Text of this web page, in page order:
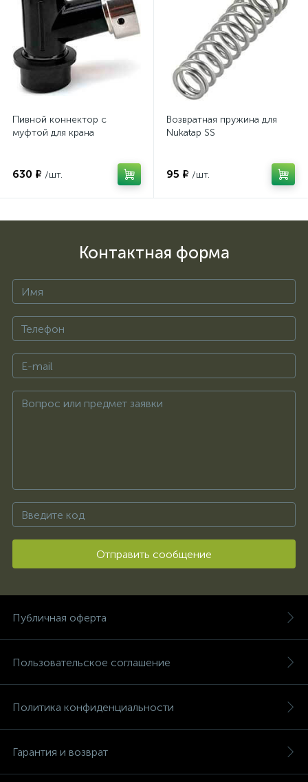
Пивной коннектор с
муфтой для крана
630 ₽ /шт.
Возвратная пружина для
Nukatap SS
95 ₽ /шт.
Контактная форма
Отправить сообщение
Публичная оферта
Пользовательское соглашение
Политика конфиденциальности
Гарантия и возврат